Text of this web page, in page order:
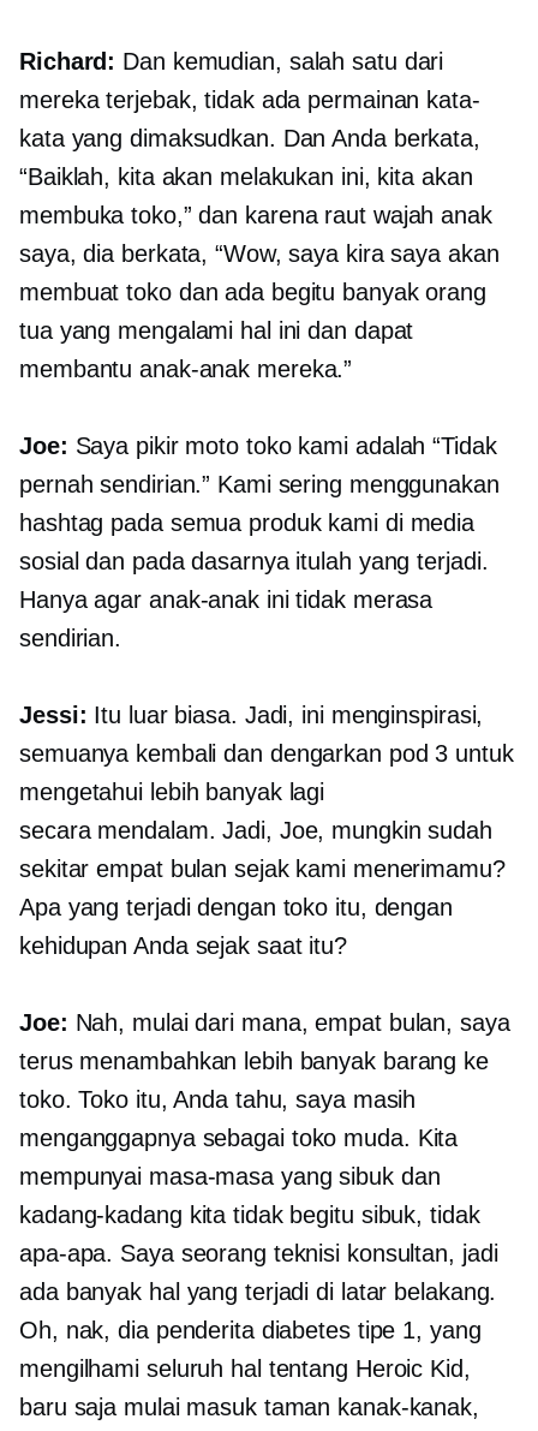
Richard: Dan kemudian, salah satu dari
mereka terjebak, tidak ada permainan kata-
kata yang dimaksudkan. Dan Anda berkata,
“Baiklah, kita akan melakukan ini, kita akan
membuka toko,” dan karena raut wajah anak
saya, dia berkata, “Wow, saya kira saya akan
membuat toko dan ada begitu banyak orang
tua yang mengalami hal ini dan dapat
membantu anak-anak mereka.”
Joe: Saya pikir moto toko kami adalah “Tidak
pernah sendirian.” Kami sering menggunakan
hashtag pada semua produk kami di media
sosial dan pada dasarnya itulah yang terjadi.
Hanya agar anak-anak ini tidak merasa
sendirian.
Jessi: Itu luar biasa. Jadi, ini menginspirasi,
semuanya kembali dan dengarkan pod 3 untuk
mengetahui lebih banyak lagi
secara mendalam. Jadi, Joe, mungkin sudah
sekitar empat bulan sejak kami menerimamu?
Apa yang terjadi dengan toko itu, dengan
kehidupan Anda sejak saat itu?
Joe: Nah, mulai dari mana, empat bulan, saya
terus menambahkan lebih banyak barang ke
toko. Toko itu, Anda tahu, saya masih
menganggapnya sebagai toko muda. Kita
mempunyai masa-masa yang sibuk dan
kadang-kadang kita tidak begitu sibuk, tidak
apa-apa. Saya seorang teknisi konsultan, jadi
ada banyak hal yang terjadi di latar belakang.
Oh, nak, dia penderita diabetes tipe 1, yang
mengilhami seluruh hal tentang Heroic Kid,
baru saja mulai masuk taman kanak-kanak,